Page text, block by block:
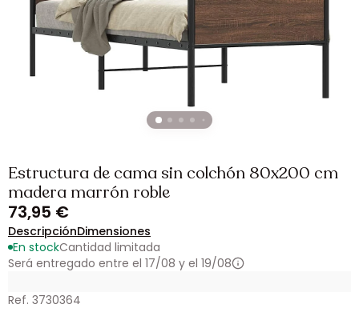
Estructura de cama sin colchón 80x200 cm
madera marrón roble
73,95 €
DescripciónDimensiones
En stockCantidad limitada
Será entregado entre el 17/08 y el 19/08
Ref. 3730364